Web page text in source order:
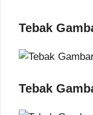
Tebak
Tebak